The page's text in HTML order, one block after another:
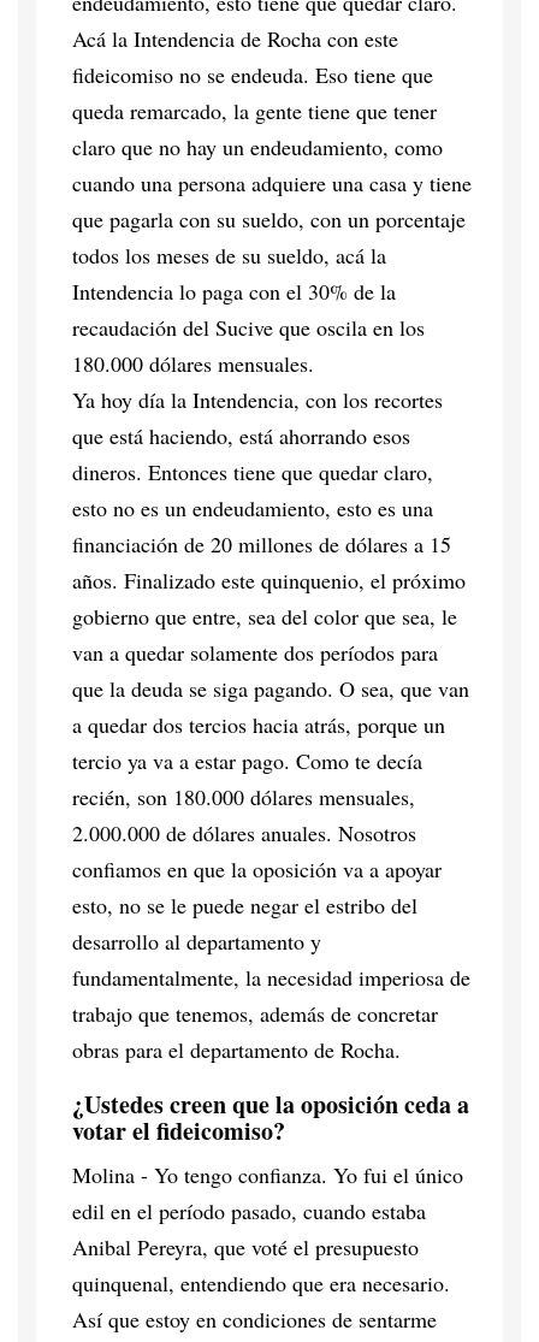
Acá la Intendencia de Rocha con este
fideicomiso no se endeuda. Eso tiene que
queda remarcado, la gente tiene que tener
claro que no hay un endeudamiento, como
cuando una persona adquiere una casa y tiene
que pagarla con su sueldo, con un porcentaje
todos los meses de su sueldo, acá la
Intendencia lo paga con el 30% de la
recaudación del Sucive que oscila en los
180.000 dólares mensuales.
Ya hoy día la Intendencia, con los recortes
que está haciendo, está ahorrando esos
dineros. Entonces tiene que quedar claro,
esto no es un endeudamiento, esto es una
financiación de 20 millones de dólares a 15
años. Finalizado este quinquenio, el próximo
gobierno que entre, sea del color que sea, le
van a quedar solamente dos períodos para
que la deuda se siga pagando. O sea, que van
a quedar dos tercios hacia atrás, porque un
tercio ya va a estar pago. Como te decía
recién, son 180.000 dólares mensuales,
2.000.000 de dólares anuales. Nosotros
confiamos en que la oposición va a apoyar
esto, no se le puede negar el estribo del
desarrollo al departamento y
fundamentalmente, la necesidad imperiosa de
trabajo que tenemos, además de concretar
obras para el departamento de Rocha.
¿Ustedes creen que la oposición ceda a
votar el fideicomiso?
Molina - Yo tengo confianza. Yo fui el único
edil en el período pasado, cuando estaba
Anibal Pereyra, que voté el presupuesto
quinquenal, entendiendo que era necesario.
Así que estoy en condiciones de sentarme